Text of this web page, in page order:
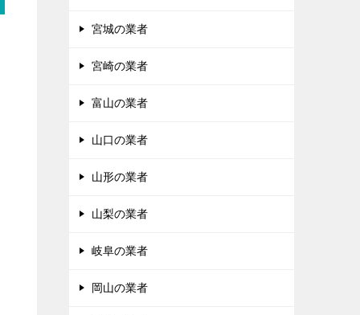
宮城の業者
宮崎の業者
富山の業者
山口の業者
山形の業者
山梨の業者
岐阜の業者
岡山の業者